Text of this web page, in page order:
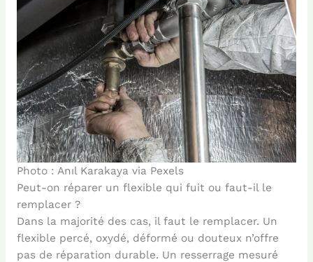
Photo : Anıl Karakaya via Pexels
Peut-on réparer un flexible qui fuit ou faut-il le
remplacer ?
Dans la majorité des cas, il faut le remplacer. Un
flexible percé, oxydé, déformé ou douteux n’offre
pas de réparation durable. Un resserrage mesuré